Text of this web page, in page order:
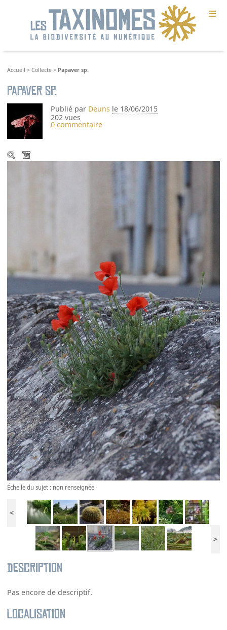
≡
Accueil >Collecte > Papaver sp.
Papaver sp.
Publié par Deuns le 18/06/2015
202 vues
0 commentaire
Échelle du sujet : non renseignée
<
>
Description
Pas encore de descriptif.
Localisation